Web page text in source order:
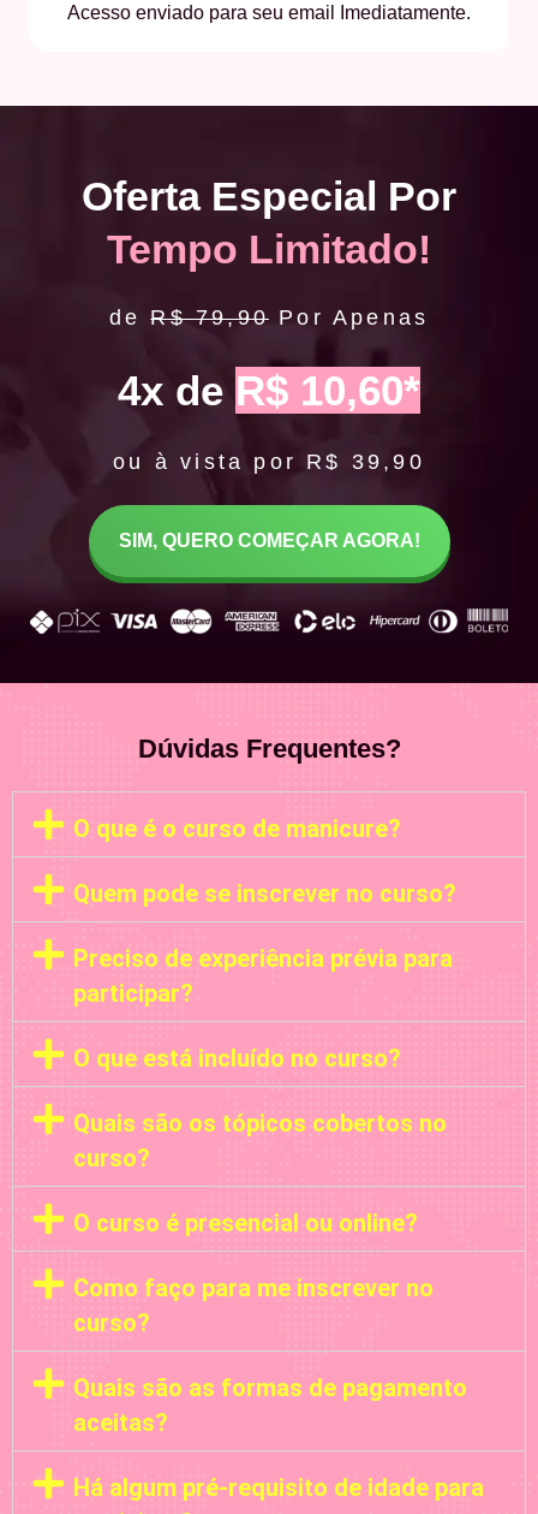
Acesso enviado para seu email Imediatamente.
Oferta Especial Por
Tempo Limitado!
deR$ 79,90 Por Apenas
4x de R$ 10,60*
ou à vista por R$ 39,90
SIM, QUERO COMEÇAR AGORA!
Dúvidas Frequentes?
O que é o curso de manicure?
Quem pode se inscrever no curso?
Preciso de experiência prévia para
participar?
O que está incluído no curso?
Quais são os tópicos cobertos no
curso?
O curso é presencial ou online?
Como faço para me inscrever no
curso?
Quais são as formas de pagamento
aceitas?
Há algum pré-requisito de idade para